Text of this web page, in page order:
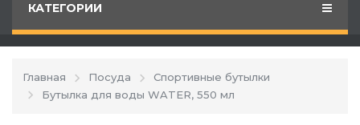
КАТЕГОРИИ
Главная Посуда
Спортивные бутылки
Бутылка для воды WATER, 550 мл